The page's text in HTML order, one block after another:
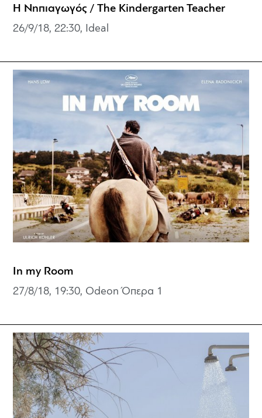
Η Νηπιαγωγός / The Kindergarten Teacher
26/9/18, 22:30, Ideal
In my Room
27/8/18, 19:30, Odeon Όπερα 1